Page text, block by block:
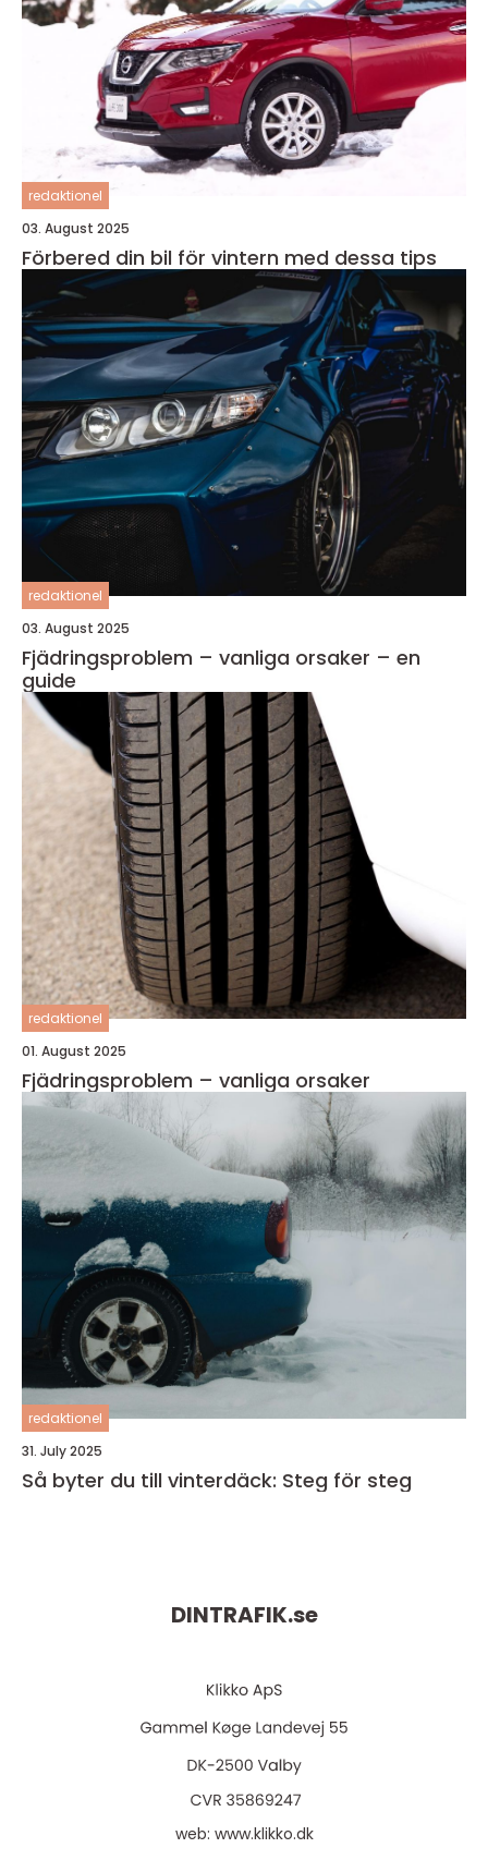
redaktionel
03. August 2025
Förbered din bil för vintern med dessa tips
redaktionel
03. August 2025
Fjädringsproblem – vanliga orsaker – en
guide
redaktionel
01. August 2025
Fjädringsproblem – vanliga orsaker
redaktionel
31. July 2025
Så byter du till vinterdäck: Steg för steg
DINTRAFIK.se
web: www.klikko.dk